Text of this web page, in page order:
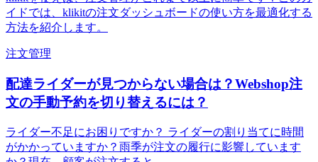
イドでは、klikitの注文ダッシュボードの使い方を最適化する
方法を紹介します。
注文管理
配達ライダーが見つからない場合は？Webshop注
文の手動予約を切り替えるには？
ライダー不足にお困りですか？ ライダーの割り当てに時間
がかかっていますか？雨季が注文の履行に影響しています